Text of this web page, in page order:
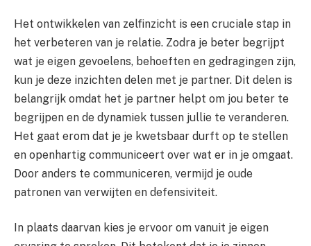
Het ontwikkelen van zelfinzicht is een cruciale stap in
het verbeteren van je relatie. Zodra je beter begrijpt
wat je eigen gevoelens, behoeften en gedragingen zijn,
kun je deze inzichten delen met je partner. Dit delen is
belangrijk omdat het je partner helpt om jou beter te
begrijpen en de dynamiek tussen jullie te veranderen.
Het gaat erom dat je je kwetsbaar durft op te stellen
en openhartig communiceert over wat er in je omgaat.
Door anders te communiceren, vermijd je oude
patronen van verwijten en defensiviteit.
In plaats daarvan kies je ervoor om vanuit je eigen